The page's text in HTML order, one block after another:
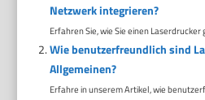
Netzwerk integrieren?
Erfahren Sie, wie Sie einen Laserdrucker
Wie benutzerfreundlich sind
Allgemeinen?
Erfahre in unserem Artikel, wie